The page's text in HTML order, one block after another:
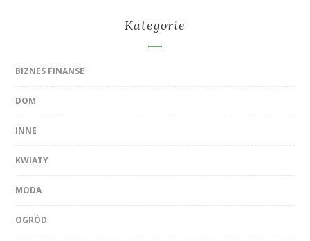
Kategorie
BIZNES FINANSE
DOM
INNE
KWIATY
MODA
OGRÓD